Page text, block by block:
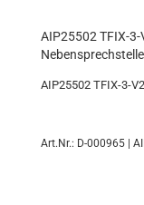
AIP25502 TFIX-3-
Nebensprechstelle
AIP25502 TFIX-3-
Art.Nr.: D-000965 |